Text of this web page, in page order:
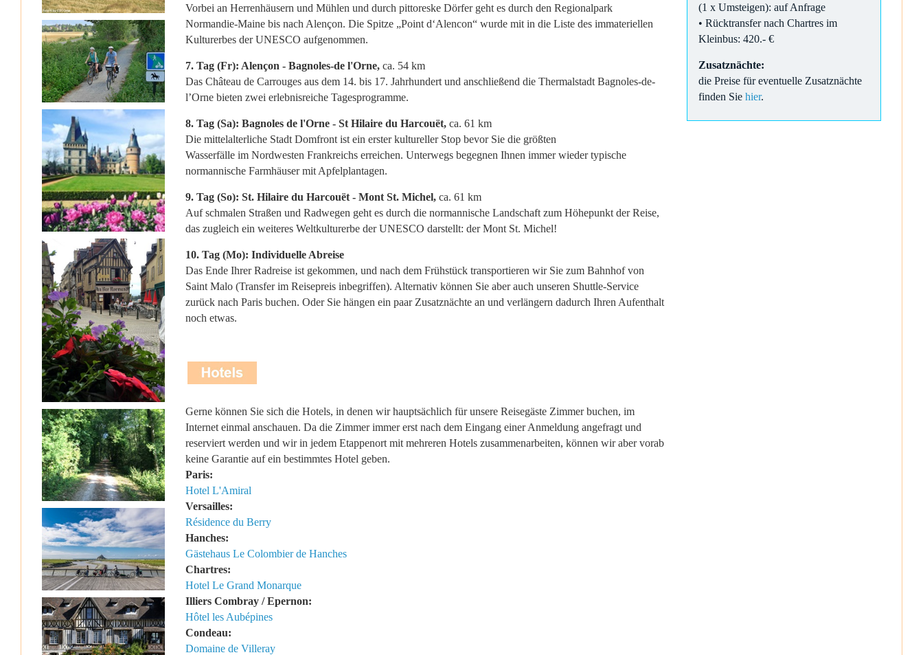
Vorbei an Herrenhäusern und Mühlen und durch pittoreske Dörfer geht es durch den Regionalpark
Normandie-Maine bis nach Alençon. Die Spitze „Point d‘Alencon“ wurde mit in die Liste des immateriellen
Kulturerbes der UNESCO aufgenommen.
7. Tag (Fr): Alençon - Bagnoles-de l'Orne, ca. 54 km
Das Château de Carrouges aus dem 14. bis 17. Jahrhundert und anschließend die Thermalstadt Bagnoles-de-
l’Orne bieten zwei erlebnisreiche Tagesprogramme.
8. Tag (Sa): Bagnoles de l'Orne - St Hilaire du Harcouët, ca. 61 km
Die mittelalterliche Stadt Domfront ist ein erster kultureller Stop bevor Sie die größten
Wasserfälle im Nordwesten Frankreichs erreichen. Unterwegs begegnen Ihnen immer wieder typische
normannische Farmhäuser mit Apfelplantagen.
9. Tag (So): St. Hilaire du Harcouët - Mont St. Michel,ca. 61 km
Auf schmalen Straßen und Radwegen geht es durch die normannische Landschaft zum Höhepunkt der Reise,
das zugleich ein weiteres Weltkulturerbe der UNESCO darstellt: der Mont St. Michel!
10. Tag (Mo): Individuelle Abreise
Das Ende Ihrer Radreise ist gekommen, und nach dem Frühstück transportieren wir Sie zum Bahnhof von
Saint Malo (Transfer im Reisepreis inbegriffen). Alternativ können Sie aber auch unseren Shuttle-Service
zurück nach Paris buchen. Oder Sie hängen ein paar Zusatznächte an und verlängern dadurch Ihren Aufenthalt
noch etwas.
Gerne können Sie sich die Hotels, in denen wir hauptsächlich für unsere Reisegäste Zimmer buchen, im
Internet einmal anschauen. Da die Zimmer immer erst nach dem Eingang einer Anmeldung angefragt und
reserviert werden und wir in jedem Etappenort mit mehreren Hotels zusammenarbeiten, können wir aber vorab
keine Garantie auf ein bestimmtes Hotel geben.
Paris:
Hotel L'Amiral
Versailles:
Résidence du Berry
Hanches:
Gästehaus Le Colombier de Hanches
Chartres:
Hotel Le Grand Monarque
Illiers Combray / Epernon:
Hôtel les Aubépines
Condeau:
Domaine de Villeray
(1 x Umsteigen): auf Anfrage
• Rücktransfer nach Chartres im
Kleinbus: 420.- €
Zusatznächte:
die Preise für eventuelle Zusatznächte
finden Sie hier.